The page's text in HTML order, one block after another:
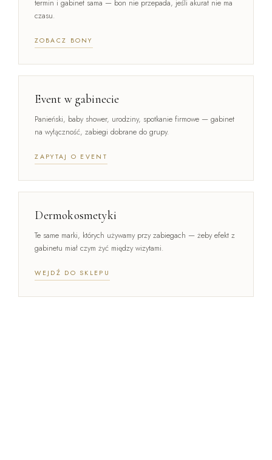
termin i gabinet sama — bon nie przepada, jeśli akurat nie ma
czasu.
ZOBACZ BONY
Event w gabinecie
Panieński, baby shower, urodziny, spotkanie firmowe — gabinet
na wyłączność, zabiegi dobrane do grupy.
ZAPYTAJ O EVENT
Dermokosmetyki
Te same marki, których używamy przy zabiegach — żeby efekt z
gabinetu miał czym żyć między wizytami.
WEJDŹ DO SKLEPU